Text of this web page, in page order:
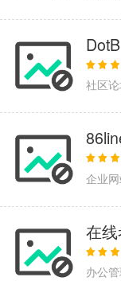
社区
企业
在
办公